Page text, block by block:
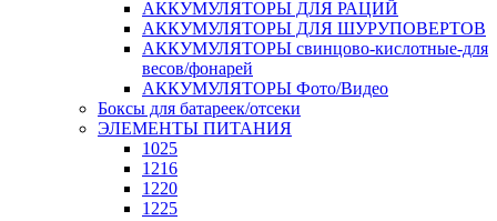
АККУМУЛЯТОРЫ ДЛЯ РАЦИЙ
АККУМУЛЯТОРЫ ДЛЯ ШУРУПОВЕРТОВ
АККУМУЛЯТОРЫ свинцово-кислотные-для
весов/фонарей
АККУМУЛЯТОРЫ Фото/Видео
Боксы для батареек/отсеки
ЭЛЕМЕНТЫ ПИТАНИЯ
1025
1216
1220
1225